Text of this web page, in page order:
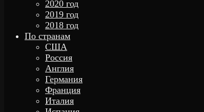
2020 год
2019 год
2018 год
По странам
США
Россия
Англия
Германия
Франция
Италия